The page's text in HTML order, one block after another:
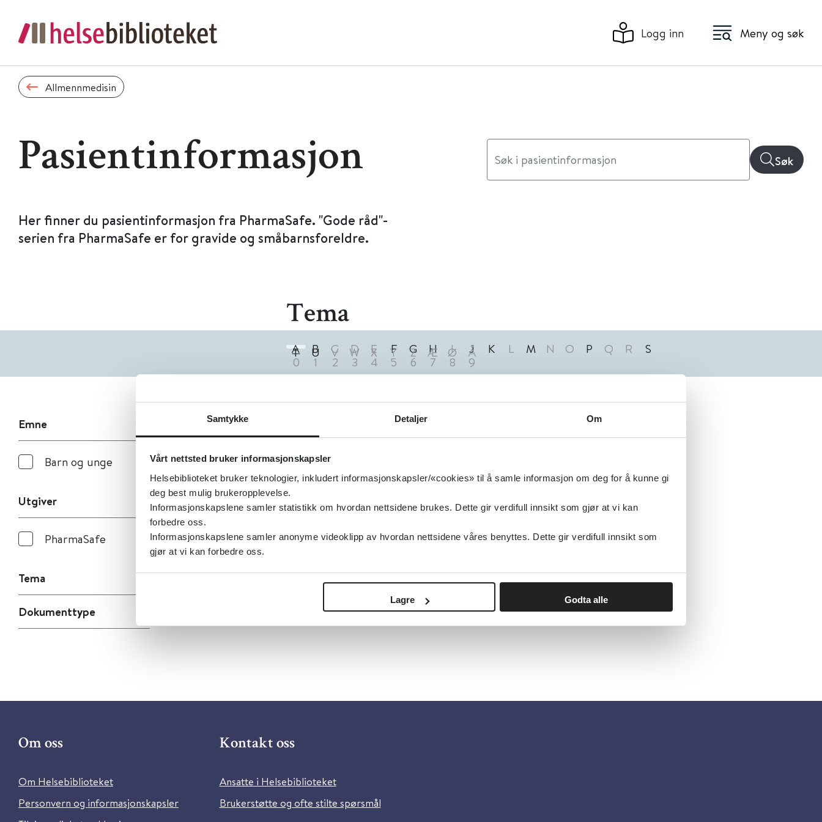
Samtykke Detaljer Om
Vårt nettsted bruker informasjonskapsler
Helsebiblioteket bruker teknologier, inkludert informasjonskapsler/«cookies» til å samle informasjon om deg for å kunne gi
deg best mulig brukeropplevelse.
Informasjonskapslene samler statistikk om hvordan nettsidene brukes. Dette gir verdifull innsikt som gjør at vi kan
forbedre oss.
Informasjonskapslene samler anonyme videoklipp av hvordan nettsidene våres benyttes. Dette gir verdifull innsikt som
gjør at vi kan forbedre oss.
Lagre Godta alle
Logg inn Meny og søk
Allmennmedisin
Pasientinformasjon Søk
Her finner du pasientinformasjon fra PharmaSafe. "Gode råd"-
serien fra PharmaSafe er for gravide og småbarnsforeldre.
Tema
A B C D E F G H I J K L M N O P Q R S
T U V W X Y Z Æ Ø Å
0 1 2 3 4 5 6 7 8 9
Emne
Barn og unge
Utgiver
PharmaSafe
Tema
Dokumenttype
Akutt magesyke (diaré/oppkast) hos barn
PharmaSafe
Om oss
Om Helsebiblioteket
Personvern og informasjonskapsler
Kontakt oss
Ansatte i Helsebiblioteket
Brukerstøtte og ofte stilte spørsmål